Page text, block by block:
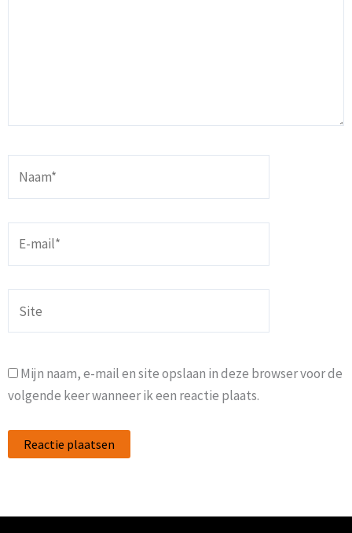
mail*
Mijn naam, e-mail en site opslaan in deze browser voor de
volgende keer wanneer ik een reactie plaats.